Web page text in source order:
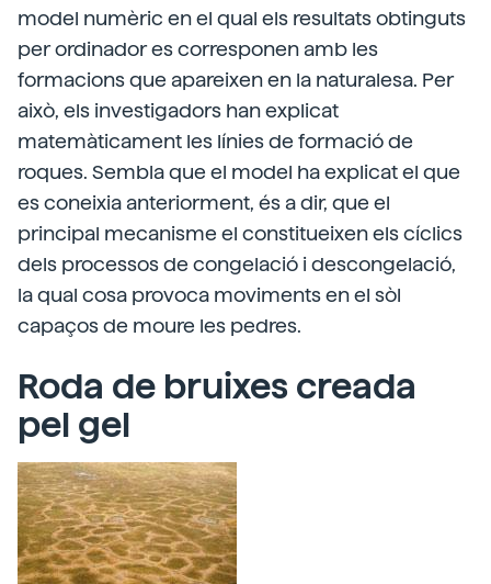
model numèric en el qual els resultats obtinguts
per ordinador es corresponen amb les
formacions que apareixen en la naturalesa. Per
això, els investigadors han explicat
matemàticament les línies de formació de
roques. Sembla que el model ha explicat el que
es coneixia anteriorment, és a dir, que el
principal mecanisme el constitueixen els cíclics
dels processos de congelació i descongelació,
la qual cosa provoca moviments en el sòl
capaços de moure les pedres.
Roda de bruixes creada
pel gel